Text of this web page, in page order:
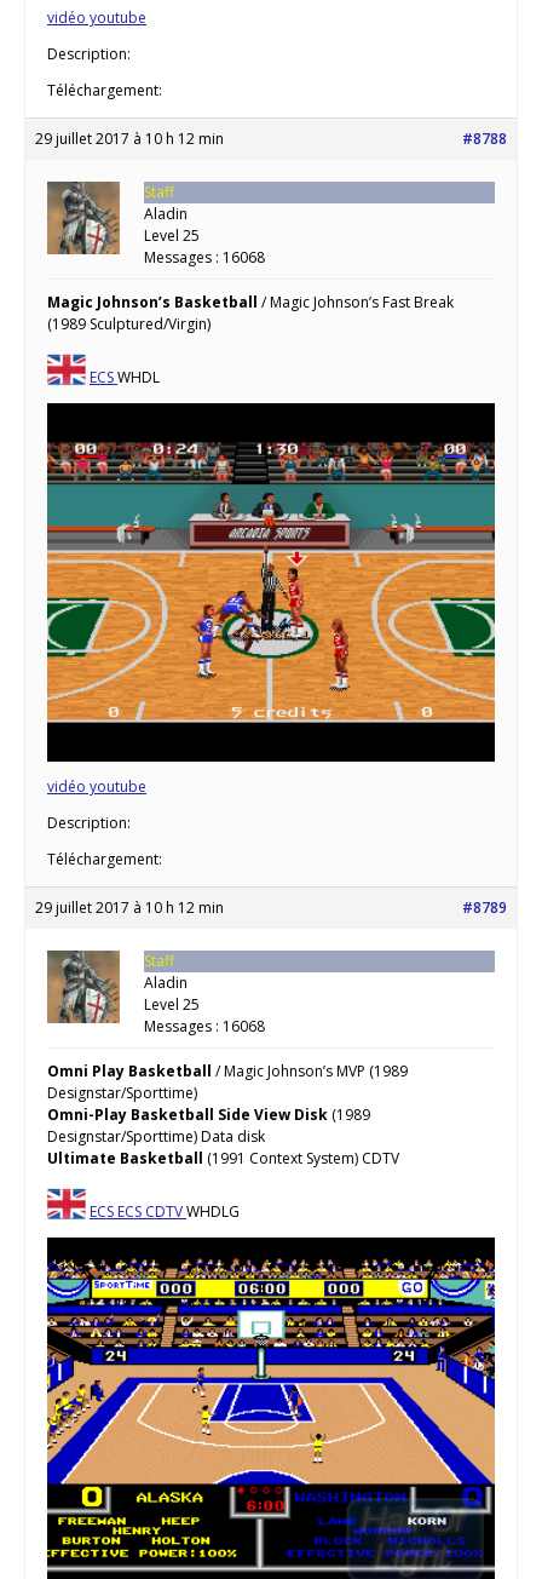
vidéo youtube
Description:
Téléchargement:
29 juillet 2017 à 10 h 12 min #8788
Staff
Aladin
Level 25
Messages : 16068
Magic Johnson’s Basketball / Magic Johnson’s Fast Break
(1989 Sculptured/Virgin)
ECSWHDL
vidéo youtube
Description:
Téléchargement:
29 juillet 2017 à 10 h 12 min #8789
Staff
Aladin
Level 25
Messages : 16068
Omni Play Basketball / Magic Johnson’s MVP (1989
Designstar/Sporttime)
Omni-Play Basketball Side View Disk (1989
Designstar/Sporttime) Data disk
Ultimate Basketball (1991 Context System) CDTV
ECS ECS CDTVWHDLG